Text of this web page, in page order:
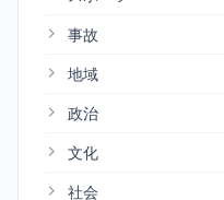
事故
地域
政治
文化
社会